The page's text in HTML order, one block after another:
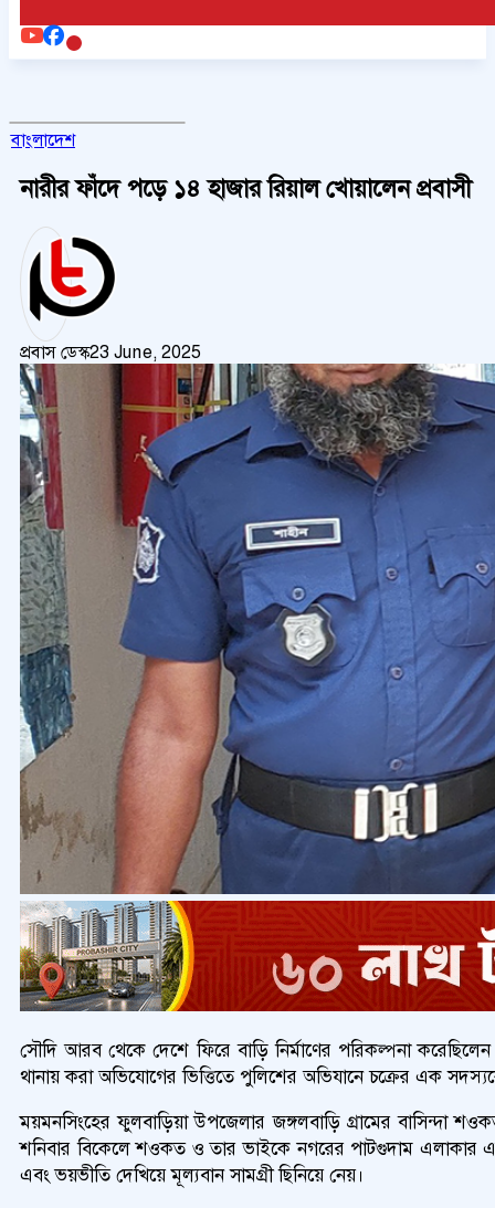
বাংলাদেশ
নারীর ফাঁদে পড়ে ১৪ হাজার রিয়াল খোয়ালেন প্রবাসী
প্রবাস ডেস্ক23 June, 2025
সৌদি আরব থেকে দেশে ফিরে বাড়ি নির্মাণের পরিকল্পনা
থানায় করা অভিযোগের ভিত্তিতে পুলিশের অভিযানে চক্রের এক
ময়মনসিংহের ফুলবাড়িয়া উপজেলার জঙ্গলবাড়ি গ্রামের বাসিন্দা
শনিবার বিকেলে শওকত ও তার ভাইকে নগরের পাটগুদাম এলাকার
এবং ভয়ভীতি দেখিয়ে মূল্যবান সামগ্রী ছিনিয়ে নেয়।